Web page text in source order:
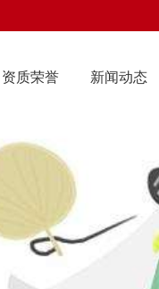
新闻动态
资质荣誉